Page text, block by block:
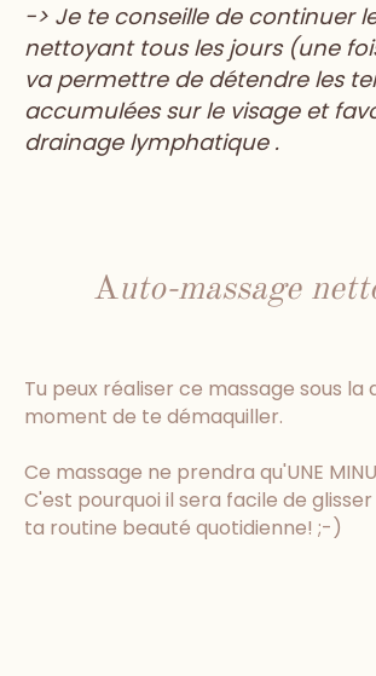
-> Je te conseille de continuer
nettoyant tous les jours (une
va permettre de détendre les
accumulées sur le visage et
drainage lymphatique .
Auto-massage
Tu peux réaliser ce massage sous la
moment de te démaquiller.
Ce massage ne prendra qu'UNE
C'est pourquoi il sera facile de
ta routine beauté quotidienne! ;-)